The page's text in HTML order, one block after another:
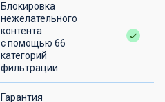
Блокировка
нежелательного
контента
с помощью 66
категорий
фильтрации
Гарантия